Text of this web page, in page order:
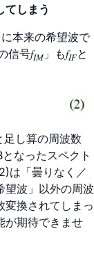
てしまう
本来の希望波で
信号𝑓𝐼𝑀 」も𝑓𝐼𝐹と
足し算の周波数
なったスペクト
は「曇りなく／
望波」以外の周波
変換されてしまっ
が期待できませ